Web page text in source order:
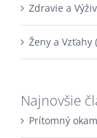
Zdravie a
Ženy a Vzťahy
Najnovšie
Prítomný